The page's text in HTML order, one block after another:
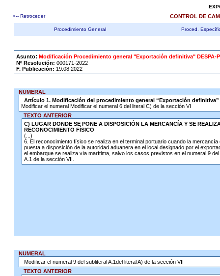
<-- Retroceder
CONTROL DE
Procedimiento General Proced.
Asunto: Modificación Procedimiento general "Exportación definitiva" DESPA-
Nº Resolución: 000171-2022
F. Publicación: 19.08.2022
NUMERAL
Artículo 1. Modificación del procedimiento general “Exportación definitiva”
Modificar el numeral Modificar el numeral 6 del literal C) de la sección VI
TEXTO ANTERIOR
C) LUGAR DONDE SE PONE A DISPOSICIÓN LA MERCANCÍA Y SE
RECONOCIMIENTO FÍSICO
(...)
6. El reconocimiento físico se realiza en el terminal portuario cuando la mercancía
puesta a disposición de la autoridad aduanera en el local designado por el
el embarque se realiza vía marítima, salvo los casos previstos en el numeral 9 del
A.1 de la sección VII.
NUMERAL
Modificar el numeral 9 del subliteral A.1del literal A) de la sección VII
TEXTO ANTERIOR